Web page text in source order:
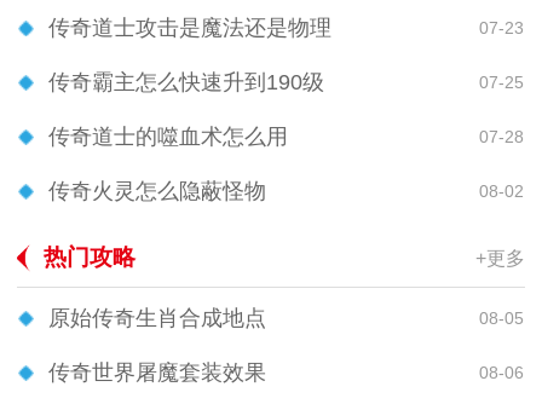
传奇道士攻击是魔法还是物理 07-23
传奇霸主怎么快速升到190级 07-25
传奇道士的噬血术怎么用 07-28
传奇火灵怎么隐蔽怪物 08-02
热门攻略 +更多
原始传奇生肖合成地点 08-05
传奇世界屠魔套装效果 08-06